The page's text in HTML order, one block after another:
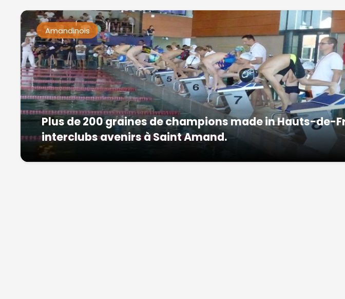
Amandinois
Plus de 200 graines de champions made in Hauts-de-
interclubs avenirs à Saint Amand.